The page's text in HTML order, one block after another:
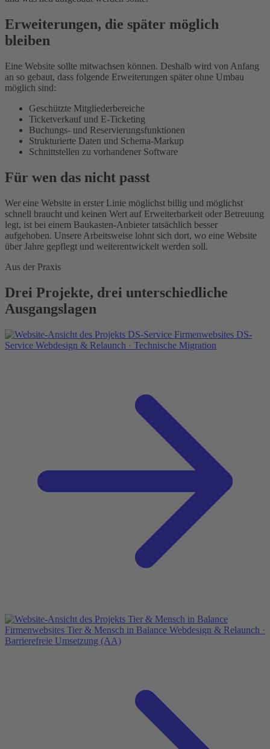
Erweiterungen, die später möglich
bleiben
Eine Website sollte mitwachsen können. Deshalb wird von Anfang
an so gebaut, dass folgende Erweiterungen später ohne Umbau
möglich sind:
Geschützte Mitgliederbereiche
Ticketverkauf und E-Ticketing
Buchungs- und Reservierungsfunktionen
Strukturierte Daten und Schema-Markup
Schnittstellen zu vorhandener Software
Für wen das nicht passt
Wer eine Website in erster Linie möglichst billig und möglichst
schnell braucht und keinen Wert auf Erweiterbarkeit oder Betreuung
legt, ist bei einem Baukasten-Anbieter tatsächlich besser
aufgehoben. Unsere Arbeitsweise lohnt sich dort, wo eine Website
über Jahre gepflegt und weiterentwickelt werden soll.
Aus der Praxis
Drei Projekte, drei unterschiedliche
Ausgangslagen
Firmenwebsites DS-
Service Webdesign & Relaunch · Technische Migration
Firmenwebsites Tier & Mensch in Balance Webdesign & Relaunch ·
Barrierefreie Umsetzung (AA)